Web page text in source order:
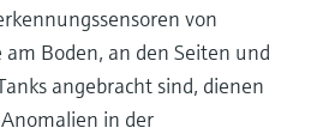
von
am Boden, an den Seiten und
angebracht sind, dienen
in der